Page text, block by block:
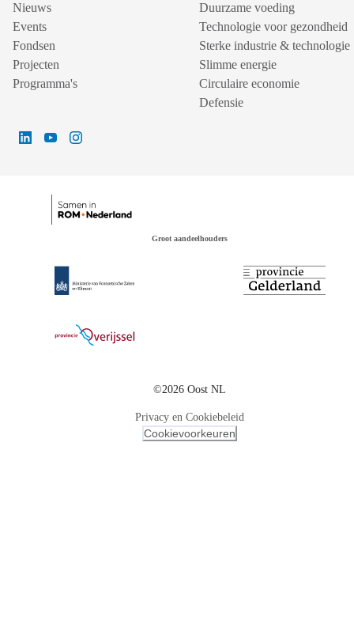
Nieuws
Events
Fondsen
Projecten
Programma's
Duurzame voeding
Technologie voor gezondheid
Sterke industrie & technologie
Slimme energie
Circulaire economie
Defensie
Groot aandeelhouders
©2026 Oost NL
Privacy en Cookiebeleid
Cookievoorkeuren